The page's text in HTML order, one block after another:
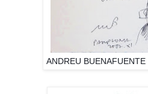
ANDREU BUENAFUENTE